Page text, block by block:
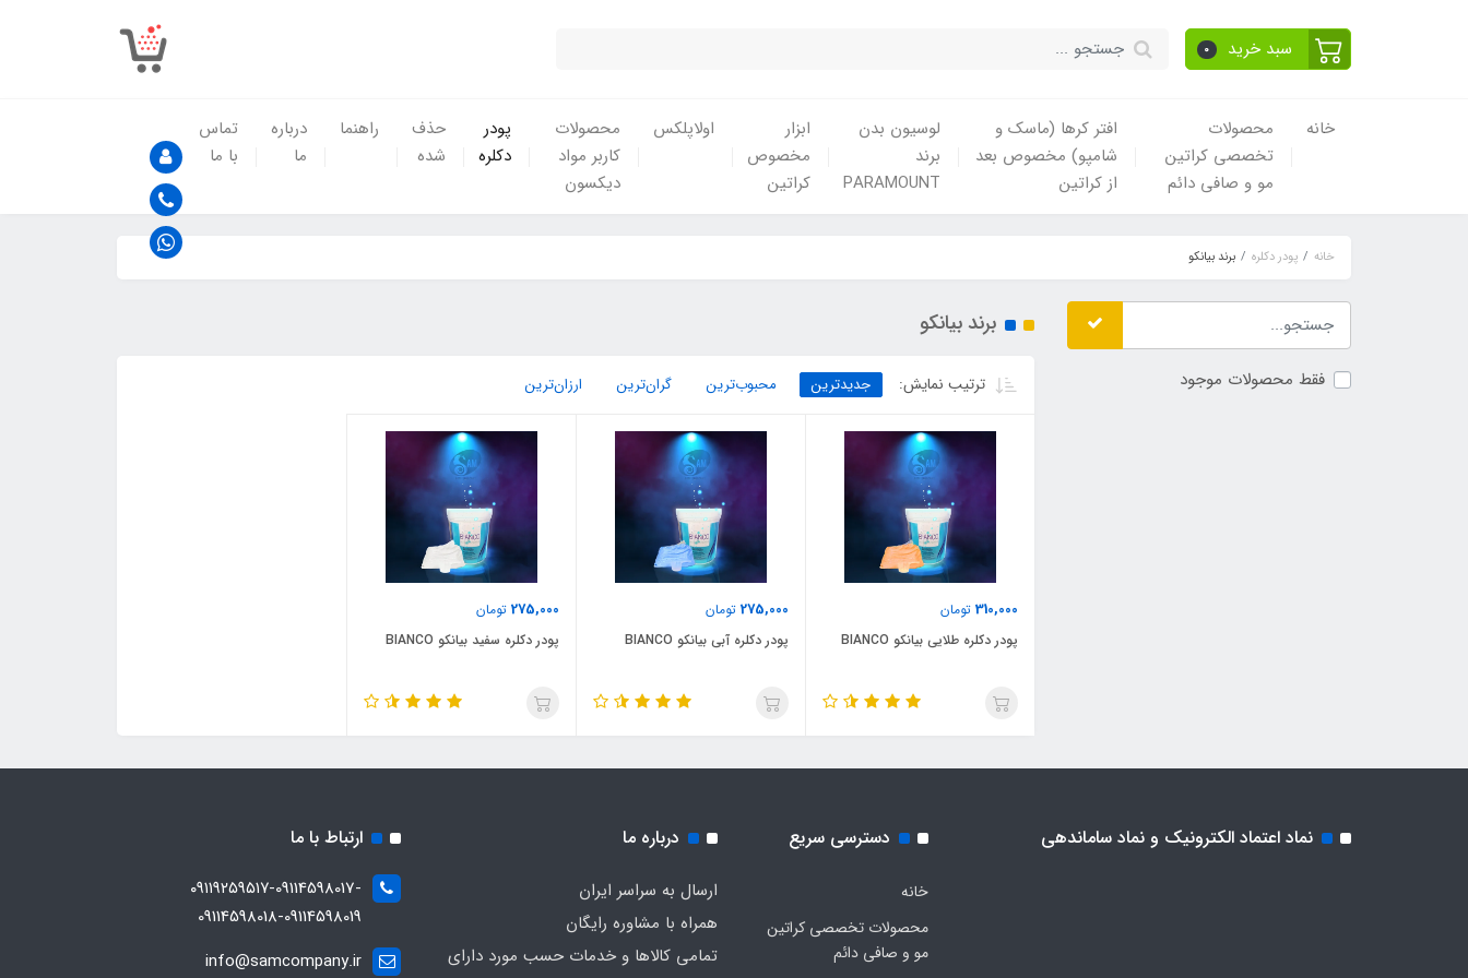
سبد خرید 0
خانه
محصولات
تخصصی کراتین
مو و صافی دائم
افتر کرها (ماسک و
شامپو) مخصوص بعد
از کراتین
لوسیون بدن
برند
PARAMOUNT
ابزار
مخصوص
کراتین
اولاپلکس
محصولات
کاربر مواد
دیکسون
پودر
دکلره
حذف
شده
راهنما
درباره
ما
تماس
با ما
خانه پودر دکلره برند بیانکو
فقط محصولات موجود
برند بیانکو
ترتیب نمایش: جدیدترین محبوب‌ترین گران‌ترین ارزان‌ترین
310,000 تومان
پودر دکلره طلایی بیانکو BIANCO
275,000 تومان
پودر دکلره آبی بیانکو BIANCO
275,000 تومان
پودر دکلره سفید بیانکو BIANCO
نماد اعتماد الکترونیک و نماد ساماندهی دسترسی سریع
خانه
محصولات تخصصی کراتین
مو و صافی دائم
درباره ما
ارسال به سراسر ایران
همراه با مشاوره رایگان
تمامی کالاها و خدمات حسب مورد دارای
ارتباط با ما
۰۹۱۱۹۲۵۹۵۱۷-09114598017-
09114598018-09114598019
info@samcompany.ir